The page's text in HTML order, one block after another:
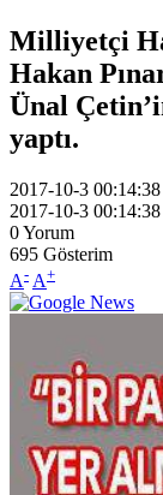
Milliyetçi
Hakan
Ünal
yaptı.
2017-10-3 00:14:38
2017-10-3 00:14:38
0Yorum
695 Gösterim
A- A+